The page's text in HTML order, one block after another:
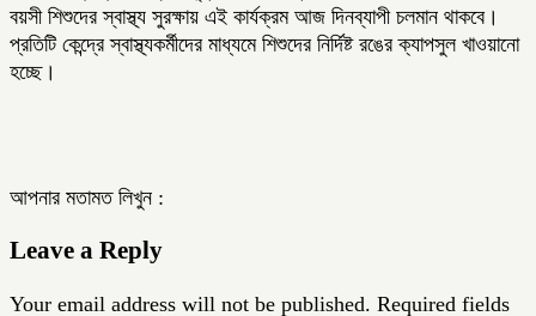
বয়সী শিশুদের স্বাস্থ্য সুরক্ষায় এই কার্যক্রম আজ দিনব্যাপী চলমান থাকবে।
প্রতিটি কেন্দ্রে স্বাস্থ্যকর্মীদের মাধ্যমে শিশুদের নির্দিষ্ট রঙের ক্যাপসুল খাওয়ানো
হচ্ছে।
আপনার মতামত লিখুন :
Leave a Reply
Your email address will not be published. Required fields